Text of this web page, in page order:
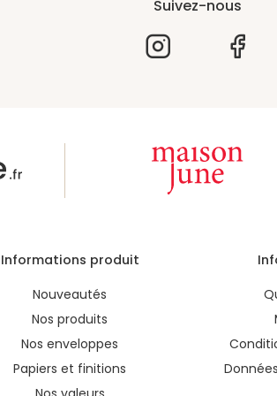
Faire-part de Naissance Le Petit Prince
de votre entourage. Nous faisons très
confirmer vos faire-part de naissance,
Suivez-nous
Informations produit
Nouveautés
Nos produits
Nos enveloppes
Papiers et finitions